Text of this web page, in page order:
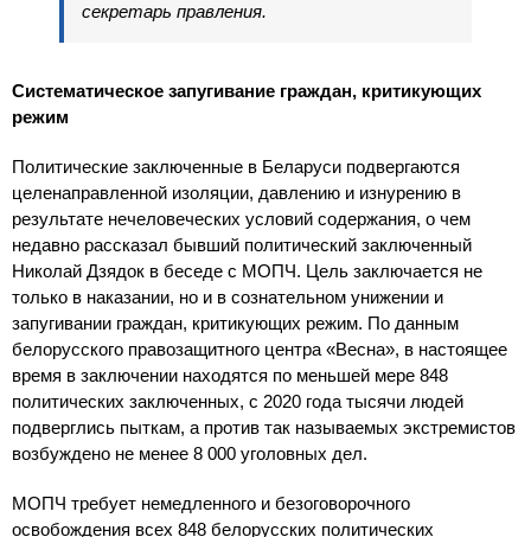
секретарь правления.
Систематическое запугивание граждан, критикующих
режим
Политические заключенные в Беларуси подвергаются
целенаправленной изоляции, давлению и изнурению в
результате нечеловеческих условий содержания, о чем
недавно рассказал бывший политический заключенный
Николай Дзядок в беседе с МОПЧ. Цель заключается не
только в наказании, но и в сознательном унижении и
запугивании граждан, критикующих режим. По данным
белорусского правозащитного центра «Весна», в настоящее
время в заключении находятся по меньшей мере 848
политических заключенных, с 2020 года тысячи людей
подверглись пыткам, а против так называемых экстремистов
возбуждено не менее 8 000 уголовных дел.
МОПЧ требует немедленного и безоговорочного
освобождения всех 848 белорусских политических